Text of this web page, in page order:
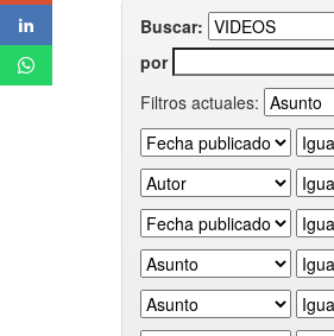
Buscar:
por
Filtros actuales: